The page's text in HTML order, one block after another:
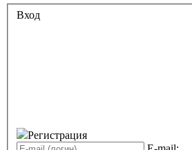
Вход
Регистрация